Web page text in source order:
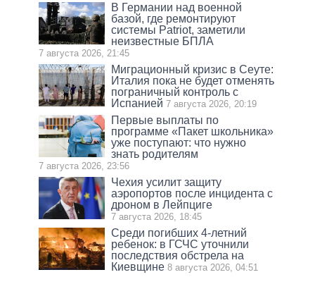
В Германии над военной
базой, где ремонтируют
системы Patriot, заметили
неизвестные БПЛА
7 августа 2026, 21:45
Миграционный кризис в Сеуте:
Италия пока не будет отменять
пограничный контроль с
Испанией 7 августа 2026, 20:19
Первые выплаты по
программе «Пакет школьника»
уже поступают: что нужно
знать родителям
7 августа 2026, 23:56
Чехия усилит защиту
аэропортов после инцидента с
дроном в Лейпциге
7 августа 2026, 18:45
Среди погибших 4-летний
ребенок: в ГСЧС уточнили
последствия обстрела на
Киевщине 8 августа 2026, 04:51